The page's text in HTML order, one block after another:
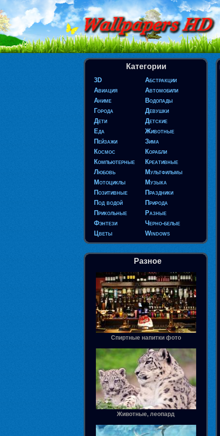
Категории
3D
Абстракции
Авиация
Автомобили
Аниме
Водопады
Города
Девушки
Дети
Детские
Еда
Животные
Пейзажи
Зима
Космос
Корабли
Компьютерные
Креативные
Любовь
Мультфильмы
Мотоциклы
Музыка
Позитивные
Праздники
Под водой
Природа
Прикольные
Разные
Фэнтези
Черно-белые
Цветы
Windows
Разное
Спиртные напитки фото
Животные, леопард